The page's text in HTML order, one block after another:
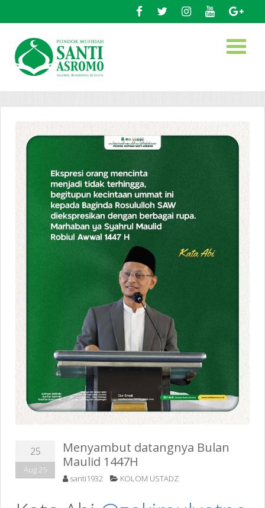
25
Aug 25
Menyambut datangnya Bulan
Maulid 1447H
santi1932 KOLOM USTADZ